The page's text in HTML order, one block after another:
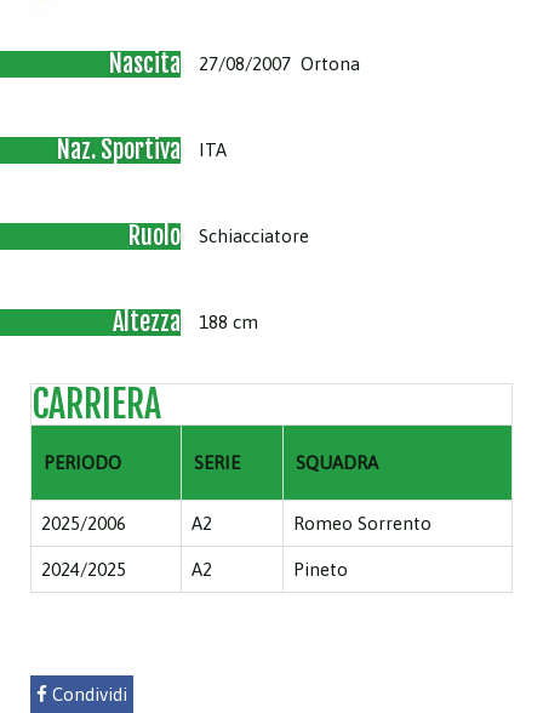
Nascita 27/08/2007 Ortona
Naz. Sportiva ITA
Ruolo Schiacciatore
Altezza 188 cm
CARRIERA
PERIODO SERIE SQUADRA
2025/2006 A2 Romeo Sorrento
2024/2025 A2 Pineto
Condividi